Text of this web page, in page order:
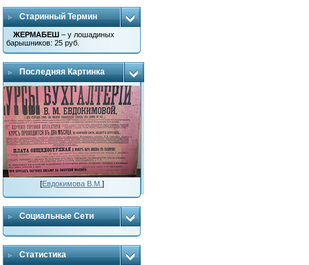
Старинный Термин
ЖЕРМАБЕШ – у лошадиных
барышников: 25 руб.
Последняя Картинка
[Евдокимова В.М. ]
Социальные Сети
Статистика